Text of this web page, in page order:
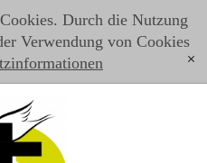
Durch die Nutzung
Verwendung von Cookies
[x]